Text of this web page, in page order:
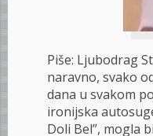
Piše: Ljubodrag
naravno, svako
dana u svakom
ironijska
Doli Bel”, mogla